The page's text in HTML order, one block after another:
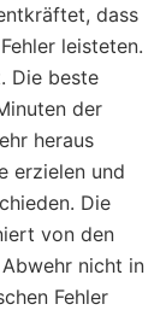
dass
leisteten.
Die beste
der
heraus
erzielen und
Die
von den
nicht in
Fehler